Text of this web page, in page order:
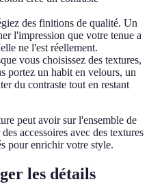
des finitions de qualité. Un
l'impression que votre tenue a
ne l'est réellement.
vous choisissez des textures,
portez un habit en velours, un
du contraste tout en restant
peut avoir sur l'ensemble de
accessoires avec des textures
pour enrichir votre style.
les détails